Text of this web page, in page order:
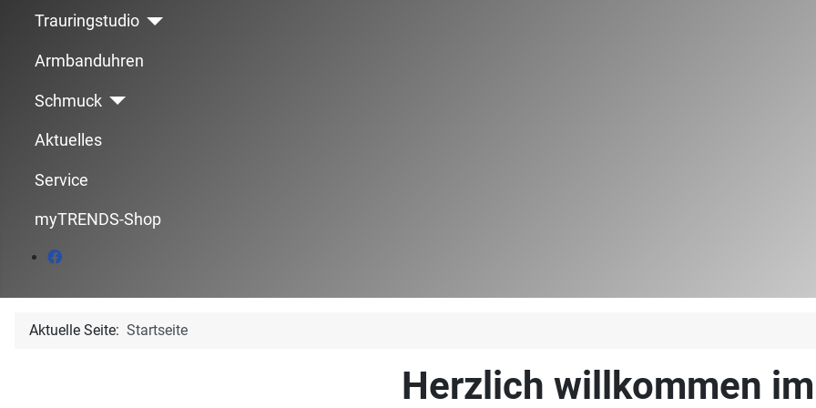
Trauringstudio
Armbanduhren
Schmuck
Aktuelles
Service
myTRENDS-Shop
Aktuelle Seite: Startseite
Herzlich willkommen